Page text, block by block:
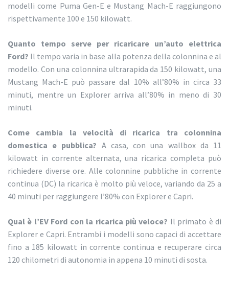
modelli come Puma Gen-E e Mustang Mach-E raggiungono
rispettivamente 100 e 150 kilowatt.
Quanto tempo serve per ricaricare un’auto elettrica
Ford? Il tempo varia in base alla potenza della colonnina e al
modello. Con una colonnina ultrarapida da 150 kilowatt, una
Mustang Mach-E può passare dal 10% all’80% in circa 33
minuti, mentre un Explorer arriva all’80% in meno di 30
minuti.
Come cambia la velocità di ricarica tra colonnina
domestica e pubblica? A casa, con una wallbox da 11
kilowatt in corrente alternata, una ricarica completa può
richiedere diverse ore. Alle colonnine pubbliche in corrente
continua (DC) la ricarica è molto più veloce, variando da 25 a
40 minuti per raggiungere l’80% con Explorer e Capri.
Qual è l’EV Ford con la ricarica più veloce? Il primato è di
Explorer e Capri. Entrambi i modelli sono capaci di accettare
fino a 185 kilowatt in corrente continua e recuperare circa
120 chilometri di autonomia in appena 10 minuti di sosta.